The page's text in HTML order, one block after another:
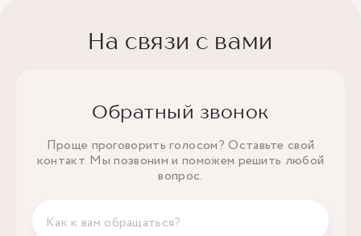
На связи с вами
Обратный звонок
Проще проговорить голосом? Оставьте свой
контакт. Мы позвоним и поможем решить любой
вопрос.